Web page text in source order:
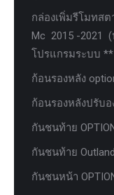
กล่องเพิ่มรีโมทสต
Mc 2015 -2021
โปรแกรมระบบ **
ก้อนรองหลัง
ก้อนรองหลังปรับอ
กันชนท้าย
กันชนท้าย
กันชนหน้า